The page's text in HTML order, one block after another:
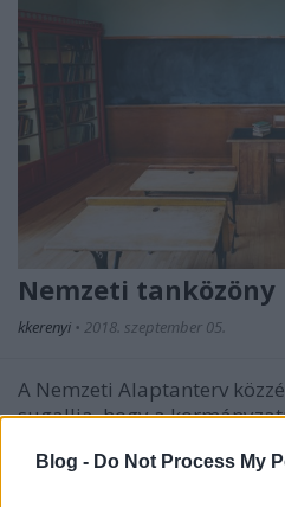
Blog - Do Not Process My
Nemzeti tanközöny
kkerenyi • 2018. szeptember 05.
A Nemzeti Alaptanterv
sugallja, hogy a
mi fog történni az
zavarna szinte senkit.